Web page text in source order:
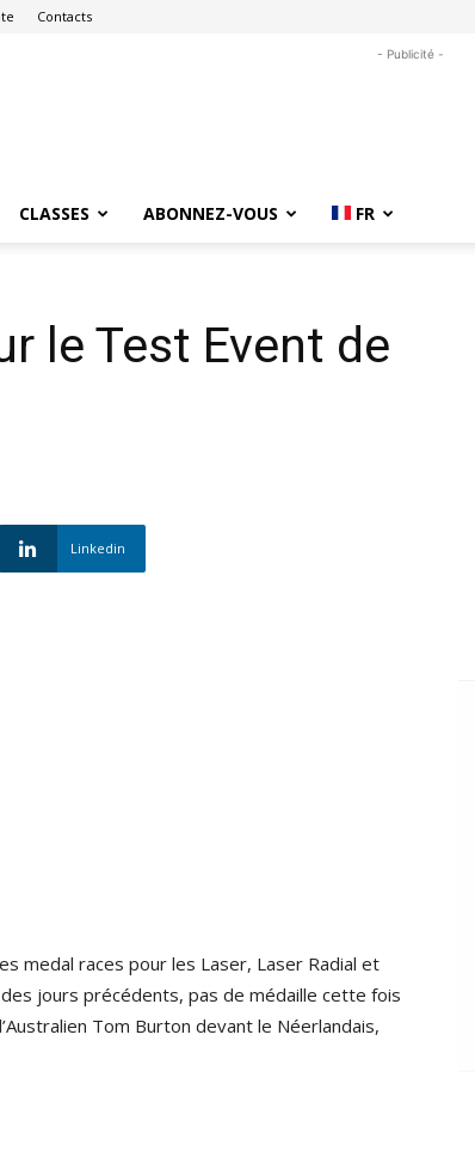
Contacts
- Publicité -
CLASSES ABONNEZ-VOUS FR
le Test Event de
Linkedin
medal races pour les Laser, Laser Radial et
jours précédents, pas de médaille cette fois
Tom Burton devant le Néerlandais,